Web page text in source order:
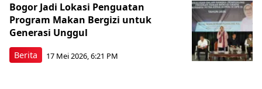
Berita
Bogor Jadi Lokasi Penguatan
Program Makan Bergizi untuk
Generasi Unggul
17 Mei 2026, 6:21 PM